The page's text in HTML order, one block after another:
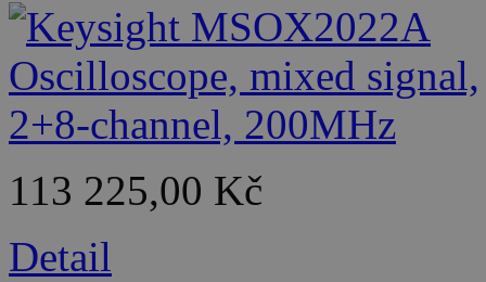
113 225,00 Kč
Detail